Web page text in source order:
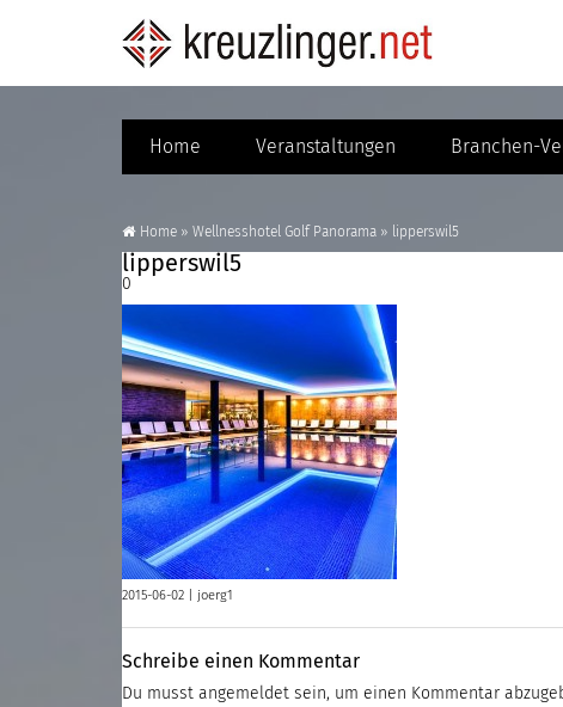
Home Veranstaltungen Branchen-
Home » Wellnesshotel Golf Panorama » lipperswil5
lipperswil5
0
2015-06-02 | joerg1
Schreibe einen Kommentar
Du musst angemeldet sein, um einen Kommentar